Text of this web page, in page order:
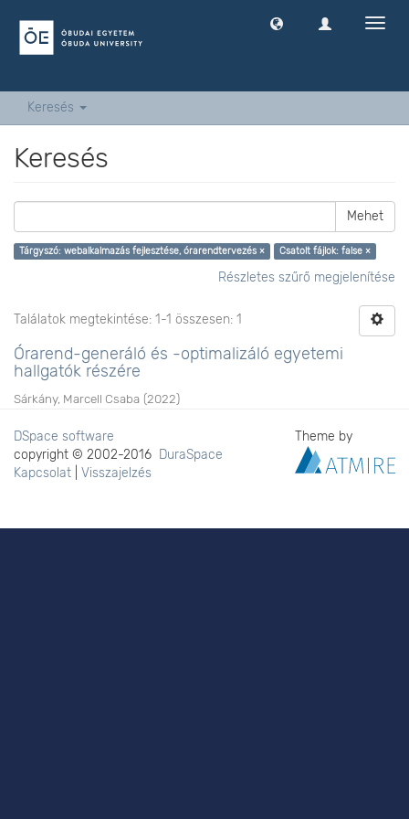
Keresés
Keresés
Mehet
Tárgyszó: webalkalmazás fejlesztése, órarendtervezés × Csatolt fájlok: false ×
Részletes szűrő megjelenítése
Találatok megtekintése: 1-1 összesen: 1
Órarend-generáló és -optimalizáló egyetemi
hallgatók részére
Sárkány, Marcell Csaba (2022)
DSpace software
copyright © 2002-2016 DuraSpace
Kapcsolat
Visszajelzés
Theme by